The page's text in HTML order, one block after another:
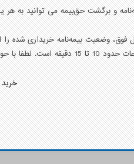
و برگشت حق‌بیمه می توانید به هر
بیمه‌نامه خریداری شده را از طریق شماره
فرم‌ها را تکمیل کنید.